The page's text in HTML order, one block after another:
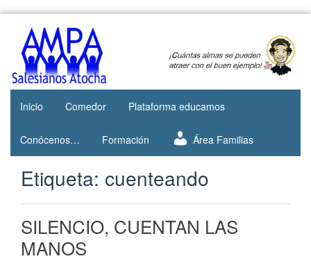
AMPA
Salesianos
Atocha
Web del
AMPA del
Colegio
Salesianos
de Atocha
Inicio
Comedor Plataforma educamos
Conócenos… Formación Área Familias
Etiqueta: cuenteando
SILENCIO, CUENTAN LAS
MANOS